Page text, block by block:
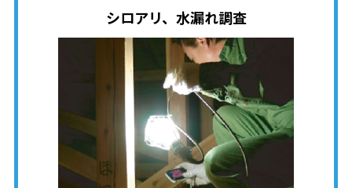
シロアリ、水漏れ調査